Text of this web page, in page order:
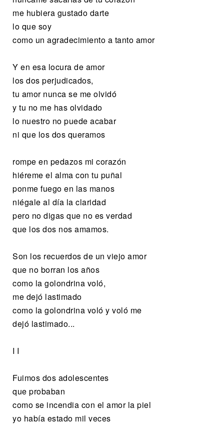
me hubiera gustado darte
lo que soy
como un agradecimiento a tanto amor
Y en esa locura de amor
los dos perjudicados,
tu amor nunca se me olvidó
y tu no me has olvidado
lo nuestro no puede acabar
ni que los dos queramos
rompe en pedazos mi corazón
hiéreme el alma con tu puñal
ponme fuego en las manos
niégale al día la claridad
pero no digas que no es verdad
que los dos nos amamos.
Son los recuerdos de un viejo amor
que no borran los años
como la golondrina voló,
me dejó lastimado
como la golondrina voló y voló me
dejó lastimado...
I I
Fuimos dos adolescentes
que probaban
como se incendia con el amor la piel
yo había estado mil veces